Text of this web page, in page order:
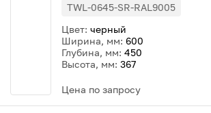
TWL-0645-SR-RAL9005
Цвет: черный
Ширина, мм: 600
Глубина, мм: 450
Высота, мм: 367
Цена по запросу